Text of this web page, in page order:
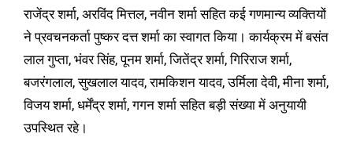
राजेंद्र शर्मा, अरविंद मित्तल, नवीन शर्मा सहित कई गणमान्य व्यक्तियों
ने प्रवचनकर्ता पुष्कर दत्त शर्मा का स्वागत किया। कार्यक्रम में बसंत
लाल गुप्ता, भंवर सिंह, पूनम शर्मा, जितेंद्र शर्मा, गिरिराज शर्मा,
बजरंगलाल, सुखलाल यादव, रामकिशन यादव, उर्मिला देवी, मीना शर्मा,
विजय शर्मा, धर्मेंद्र शर्मा, गगन शर्मा सहित बड़ी संख्या में अनुयायी
उपस्थित रहे।